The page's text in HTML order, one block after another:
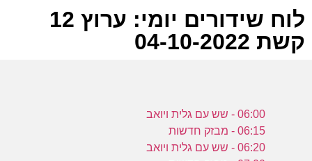
לוח שידורים יומי: ערוץ 12
קשת 04-10-2022
06:00 - שש עם גלית ויואב
06:15 - מבזק חדשות
06:20 - שש עם גלית ויואב